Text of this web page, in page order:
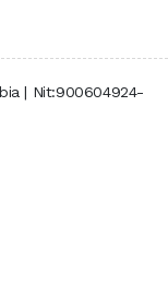
| Nit:900604924-